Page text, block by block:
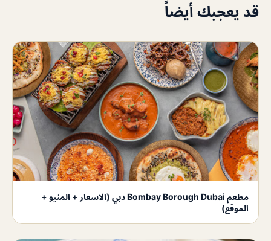
قد يعجبك أيضاً
مطعم Bombay Borough Dubai دبي (الاسعار + المنيو +
الموقع)